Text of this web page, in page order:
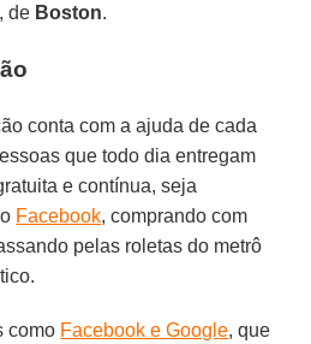
de Boston.
conta com a ajuda de cada
que todo dia entregam
e contínua, seja
Facebook, comprando com
pelas roletas do metrô
como Facebook e Google, que